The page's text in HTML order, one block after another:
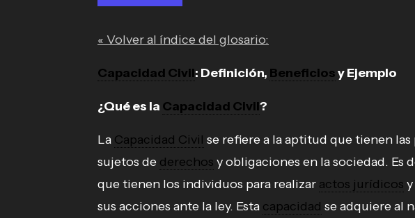
« Volver al índice del glosario:
Capacidad Civil: Definición, Beneficiosy Ejemplo
¿Qué es la Capacidad Civil?
La Capacidad Civil se refiere a la aptitud que tienen las
sujetos de derechos y obligaciones en la sociedad. Es
que tienen los individuos para realizar actos jurídicos
sus acciones ante la ley. Esta capacidad se adquiere al